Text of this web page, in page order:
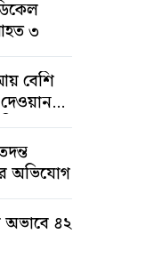
৩
বেশি
অভিযোগ
৪২